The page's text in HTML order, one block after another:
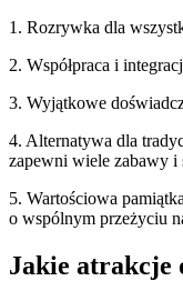
1. Rozrywka dla
2. Współpraca i
3. Wyjątkowe
4. Alternatywa dla
zapewni wiele zabawy i
5. Wartościowa
o wspólnym przeżyciu
Jakie atrakcje